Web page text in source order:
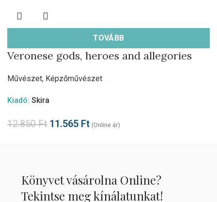
TOVÁBB
Veronese gods, heroes and allegories
Művészet, Képzőművészet
Kiadó: Skira
12.850Ft 11.565 Ft (Online ár)
Könyvet vásárolna Online?
Tekintse meg kínálatunkat!